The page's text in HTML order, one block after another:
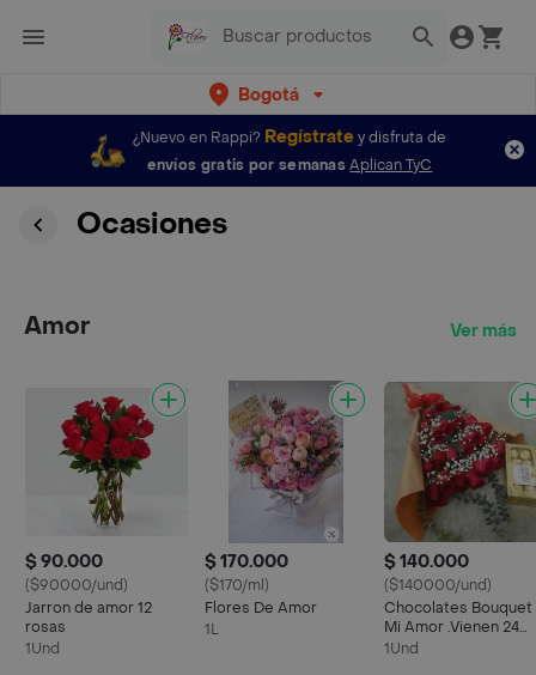
Bogotá
¿Nuevo en Rappi? Regístratey disfruta de
envíos gratis por semanas Aplican TyC
Ocasiones
Amor Ver más
$ 90.000
($90000/und)
Jarron de amor 12
rosas
1Und
$ 170.000
($170/ml)
Flores De Amor
1L
$ 140.000
($140000/und)
Chocolates Bouquet
Mi Amor .Vienen 24
Rosas Rojas Con
1Und